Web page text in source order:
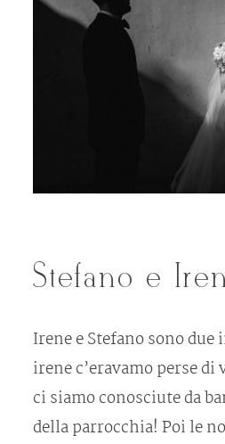
Servizi
Info
Stefano e
Irene e Stefano sono
irene c’eravamo perse
ci siamo conosciute da
della parrocchia! Poi le